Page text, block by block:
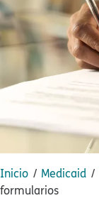
Inicio​​ Medicaid​​
formularios​​